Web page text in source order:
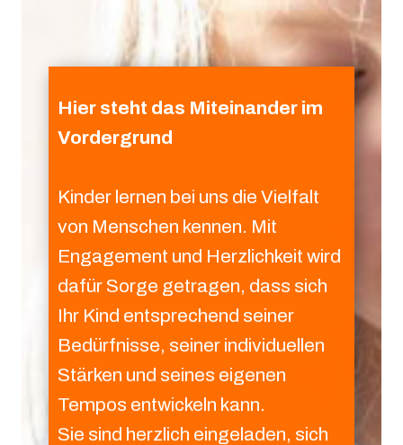
Hier steht das Miteinander im
Vordergrund
Kinder lernen bei uns die Vielfalt
von Menschen kennen. Mit
Engagement und Herzlichkeit wird
dafür Sorge getragen, dass sich
Ihr Kind entsprechend seiner
Bedürfnisse, seiner individuellen
Stärken und seines eigenen
Tempos entwickeln kann.
Sie sind herzlich eingeladen, sich